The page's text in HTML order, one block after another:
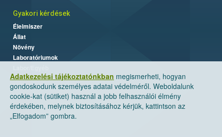
Adatkezelési tájékoztatónkban megismerheti, hogyan
gondoskodunk személyes adatai védelméről. Weboldalunk
cookie-kat (sütiket) használ a jobb felhasználói élmény
érdekében, melynek biztosításához kérjük, kattintson az
„Elfogadom” gombra.
Gyakori kérdések
Élelmiszer
Állat
Növény
Laboratóriumok